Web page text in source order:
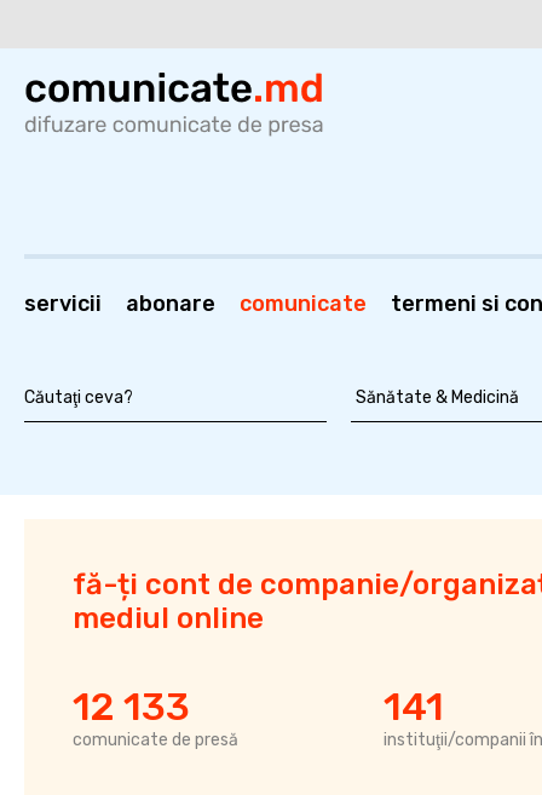
servicii abonare comunicate termeni si
fă-ți cont de companie/
mediul online
12 133
comunicate de presă
141
instituţii/companii